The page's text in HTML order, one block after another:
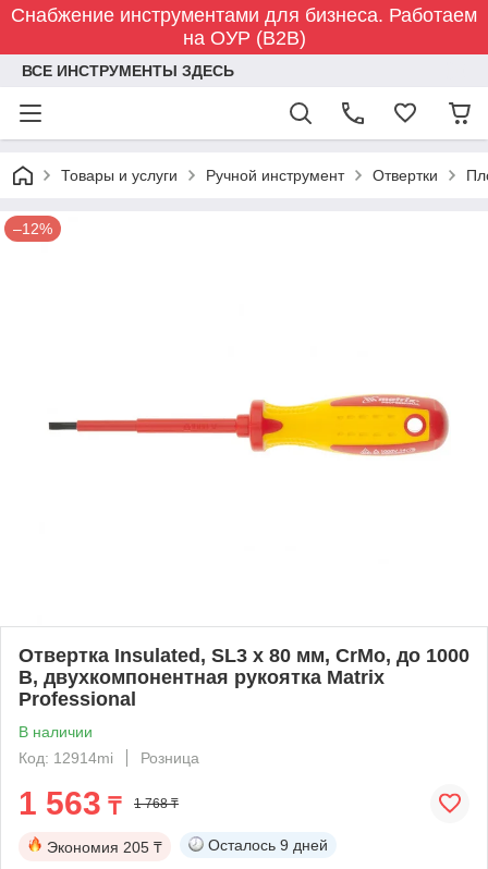
Снабжение инструментами для бизнеса. Работаем
на ОУР (B2B)
ВСЕ ИНСТРУМЕНТЫ ЗДЕСЬ
Товары и услуги Ручной инструмент Отвертки
–12%
Отвертка Insulated, SL3 x 80 мм, CrMo, до 1000
В, двухкомпонентная рукоятка Matrix
Professional
В наличии
Код: 12914mi
Розница
1 563 ₸ 1 768 ₸
Экономия 205 ₸ Осталось 9 дней